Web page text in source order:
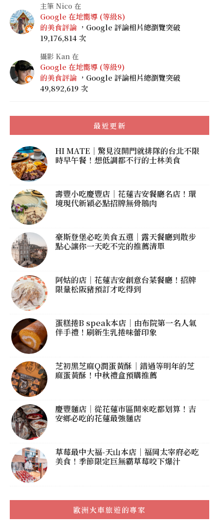
主筆 Nico 在
Google 在地嚮導 (等級8)
的美食評論 ，Google 評論相片總瀏覽突破
19,176,814 次
攝影 Kan 在
Google 在地嚮導 (等級9)
的美食評論 ，Google 評論相片總瀏覽突破
49,892,619 次
最近更新
HI MATE｜驚見沒開門就排隊的台北不限
時早午餐！想低調都不行的士林美食
壽豐小吃慶豐店｜花蓮吉安餐廳名店！環
境現代新穎必點招牌無骨鵝肉
豪斯登堡必吃美食五選｜露天餐廳到散步
點心讓你一天吃不完的推薦清單
阿姑的店｜花蓮吉安創意台菜餐廳！招牌
限量松阪豬預訂才吃得到
蛋糕捲B speak本店｜由布院第一名人氣
伴手禮！刷新生乳捲味蕾印象
芝初黑芝麻Q潤蛋黃酥｜錯過等明年的芝
麻蛋黃酥！中秋禮盒預購推薦
慶豐麵店｜從花蓮市區開來吃都划算！吉
安鄉必吃的花蓮最強麵店
草莓最中大福-天山本店｜福岡太宰府必吃
美食！季節限定巨無霸草莓咬下爆汁
歐洲火車旅遊的專家